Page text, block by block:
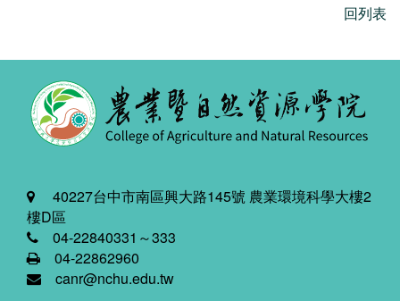
回列表
40227台中市南區興大路145號 農業環境科學大樓2
樓D區
04-22840331～333
04-22862960
canr@nchu.edu.tw